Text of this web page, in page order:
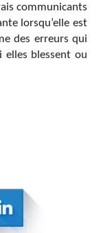
communicants
lorsqu’elle est
des erreurs qui
elles blessent ou